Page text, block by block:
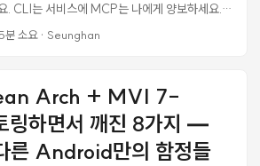
. CLI는 서비스에 MCP는 나에게 양보하세요.
컨텍스트 17,600 토큰. AI가 사용자 질
Character), 과거의 바보 같은 NPC(Non-
니다. ...
분 소요· Seunghan
Arch + MVI 7-
링하면서 깨진 8가지 —
른 Android만의 함정들